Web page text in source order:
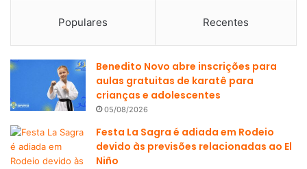
Populares Recentes
Benedito Novo abre inscrições para
aulas gratuitas de karatê para
crianças e adolescentes
05/08/2026
Festa La Sagra é adiada em Rodeio
devido às previsões relacionadas ao El
Niño